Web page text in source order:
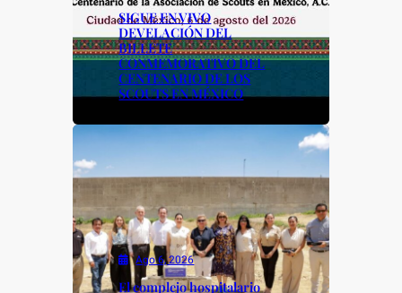
SIGUE EN VIVO
DEVELACIÓN DEL
BILLETE
CONMEMORATIVO DEL
CENTENARIO DE LOS
SCOUTS EN MÉXICO
Ago 6, 2026
El complejo hospitalario